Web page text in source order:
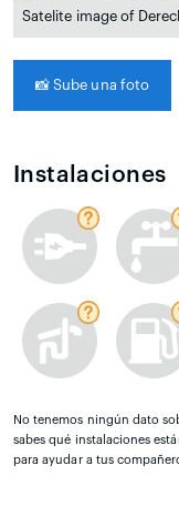
Satelite image of
📸 Sube una foto
Instalaciones
No tenemos ningún dato
sabes qué instalaciones
para ayudar a tus